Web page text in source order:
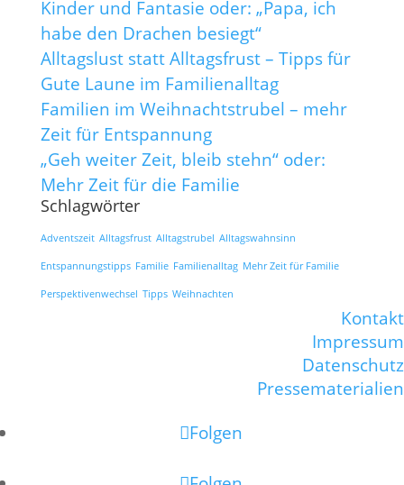
Kinder und Fantasie oder: „Papa, ich
habe den Drachen besiegt“
Alltagslust statt Alltagsfrust – Tipps für
Gute Laune im Familienalltag
Familien im Weihnachtstrubel – mehr
Zeit für Entspannung
„Geh weiter Zeit, bleib stehn“ oder:
Mehr Zeit für die Familie
Schlagwörter
Adventszeit Alltagsfrust Alltagstrubel Alltagswahnsinn
Entspannungstipps Familie Familienalltag Mehr Zeit für Familie
Perspektivenwechsel Tipps Weihnachten
Kontakt
Impressum
Datenschutz
Pressematerialien
Folgen